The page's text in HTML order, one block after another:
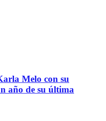
Melo con su
año de su última